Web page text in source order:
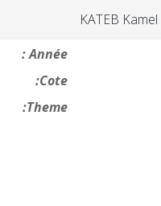
KATEB Kamel
Année :
Cote:
Theme: